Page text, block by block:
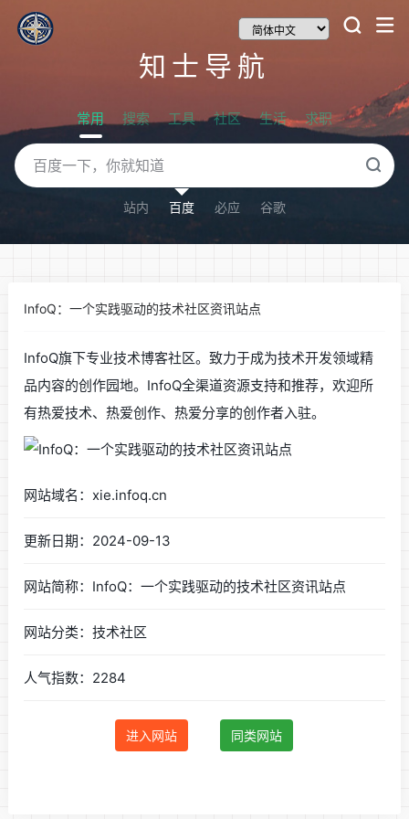
知士导航
常用 搜索 工具 社区 生活 求职
站内 百度 必应 谷歌
InfoQ：一个实践驱动的技术社区资讯站点
InfoQ旗下专业技术博客社区。致力于成为技术开发领域精
品内容的创作园地。InfoQ全渠道资源支持和推荐，欢迎所
有热爱技术、热爱创作、热爱分享的创作者入驻。
网站域名：xie.infoq.cn
更新日期：2024-09-13
网站简称：InfoQ：一个实践驱动的技术社区资讯站点
网站分类：技术社区
人气指数：2284
进入网站 同类网站